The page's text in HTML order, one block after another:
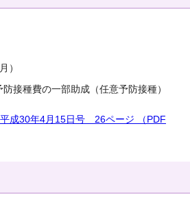
）
接種費の一部助成（任意予防接種）
成30年4月15日号 26ページ （PDF